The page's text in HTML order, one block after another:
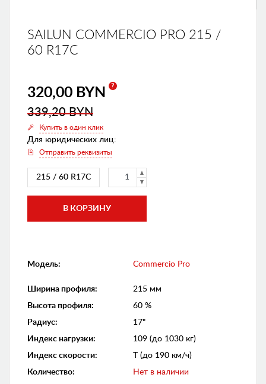
SAILUN COMMERCIO PRO 215 /
60 R17C
320,00 BYN ?
339,20 BYN
Купить в один клик
Для юридических лиц:
Отправить реквизиты
215 / 60 R17C
Модель: Commercio Pro
Ширина профиля:
215 мм
Высота профиля:
60 %
Радиус:
17"
Индекс нагрузки:
109 (до 1030 кг)
Индекс скорости:
T (до 190 км/ч)
Количество:
Нет в наличии